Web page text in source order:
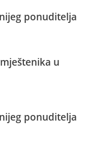
ponuditelja
u
ponuditelja